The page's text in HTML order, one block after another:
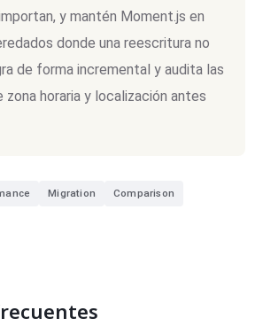
y mantén Moment.js en
donde una reescritura no
de forma incremental y audita las
zona horaria y localización antes
Migration Comparison